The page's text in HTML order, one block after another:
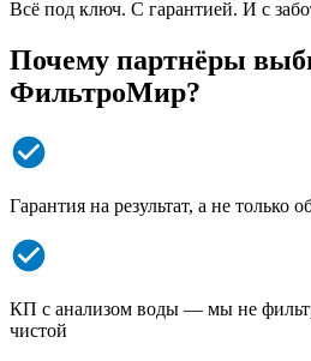
Всё под ключ. С гарантией. И с
Почему партнёры
ФильтроМир?
Гарантия на результат, а не только
КП с анализом воды — мы не
чистой